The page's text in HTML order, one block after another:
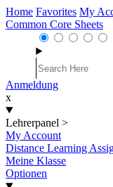
Home Favorites My
Common Core Sheets
Anmeldung
x
Lehrerpanel >
My Account
Distance Learning
Meine Klasse
Optionen